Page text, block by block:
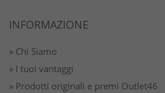
INFORMAZIONE
» Chi Siamo
» I tuoi vantaggi
» Prodotti originali e premi Outlet46